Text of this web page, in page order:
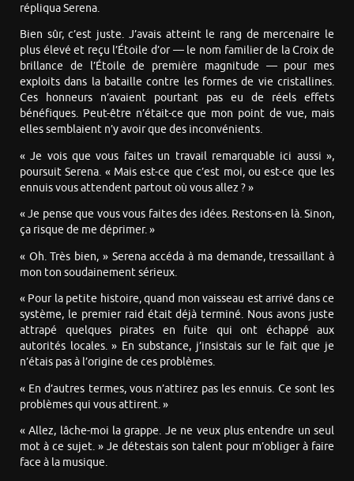
répliqua Serena.
Bien sûr, c’est juste. J’avais atteint le rang de mercenaire le
plus élevé et reçu l’Étoile d’or — le nom familier de la Croix de
brillance de l’Étoile de première magnitude — pour mes
exploits dans la bataille contre les formes de vie cristallines.
Ces honneurs n’avaient pourtant pas eu de réels effets
bénéfiques. Peut-être n’était-ce que mon point de vue, mais
elles semblaient n’y avoir que des inconvénients.
« Je vois que vous faites un travail remarquable ici aussi »,
poursuit Serena. « Mais est-ce que c’est moi, ou est-ce que les
ennuis vous attendent partout où vous allez ? »
« Je pense que vous vous faites des idées. Restons-en là. Sinon,
ça risque de me déprimer. »
« Oh. Très bien, » Serena accéda à ma demande, tressaillant à
mon ton soudainement sérieux.
« Pour la petite histoire, quand mon vaisseau est arrivé dans ce
système, le premier raid était déjà terminé. Nous avons juste
attrapé quelques pirates en fuite qui ont échappé aux
autorités locales. » En substance, j’insistais sur le fait que je
n’étais pas à l’origine de ces problèmes.
« En d’autres termes, vous n’attirez pas les ennuis. Ce sont les
problèmes qui vous attirent. »
« Allez, lâche-moi la grappe. Je ne veux plus entendre un seul
mot à ce sujet. » Je détestais son talent pour m’obliger à faire
face à la musique.